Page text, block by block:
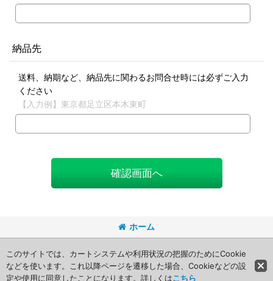
納品先
送料、納期など、納品先に関わるお問合せ時には必ずご入力
ください
【入力例】東京都足立区本木東町
確認画面へ
ホーム
このサイトでは、カートシステムや利用状況の把握のためにCookie
などを使います。これ以降ページを遷移した場合、Cookieなどの設
定や使用に同意したことになります。詳しくはこちら